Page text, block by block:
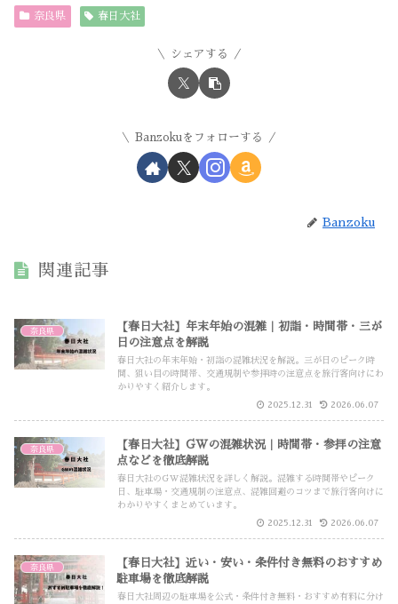
奈良県 春日大社
シェアする
Banzokuをフォローする
Banzoku
関連記事
奈良県
【春日大社】年末年始の混雑｜初詣・時間帯・三が
日の注意点を解説
春日大社の年末年始・初詣の混雑状況を解説。三が日のピーク時
間、狙い目の時間帯、交通規制や参拝時の注意点を旅行客向けにわ
かりやすく紹介します。
2025.12.31 2026.06.07
奈良県
【春日大社】GWの混雑状況｜時間帯・参拝の注意
点などを徹底解説
春日大社のGW混雑状況を詳しく解説。混雑する時間帯やピーク
日、駐車場・交通規制の注意点、混雑回避のコツまで旅行客向けに
わかりやすくまとめています。
2025.12.31 2026.06.07
奈良県
【春日大社】近い・安い・条件付き無料のおすすめ
駐車場を徹底解説
春日大社周辺の駐車場を公式・条件付き無料・おすすめ有料に分け